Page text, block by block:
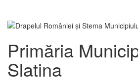
Primăria
Slatina